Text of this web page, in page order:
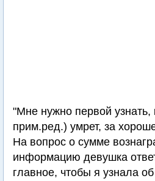
"Мне нужно первой узнать,
прим.ред.) умрет, за
На вопрос о сумме
информацию девушка
главное, чтобы я узнала